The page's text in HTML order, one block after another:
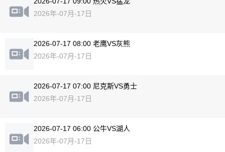
2026年-07月-17日
2026-07-17 08:00 老鹰VS灰熊
2026年-07月-17日
2026-07-17 07:00 尼克斯VS勇士
2026年-07月-17日
2026-07-17 06:00 公牛VS湖人
2026年-07月-17日